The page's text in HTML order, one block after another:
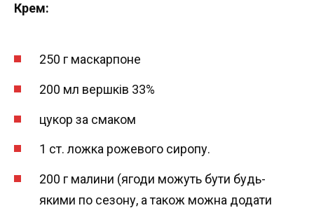
Крем:
250 г маскарпоне
200 мл вершків 33%
цукор за смаком
1 ст. ложка рожевого сиропу.
200 г малини (ягоди можуть бути будь-
якими по сезону, а також можна додати